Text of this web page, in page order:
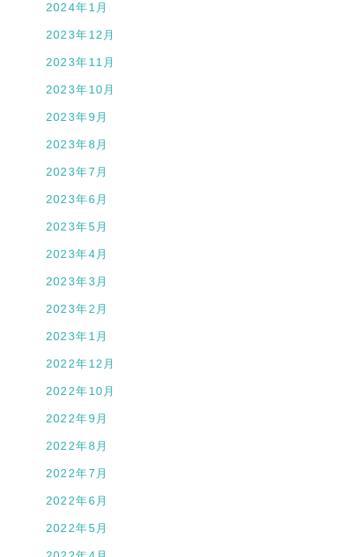
2024年1月
2023年12月
2023年11月
2023年10月
2023年9月
2023年8月
2023年7月
2023年6月
2023年5月
2023年4月
2023年3月
2023年2月
2023年1月
2022年12月
2022年10月
2022年9月
2022年8月
2022年7月
2022年6月
2022年5月